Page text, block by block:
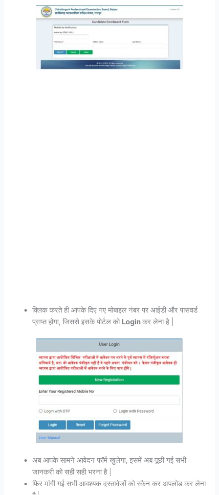
क्लिक करते ही आपके दिए गए मोबाइल नंबर पर आईडी और पासवर्ड
प्राप्त होगा, जिससे इसके पोर्टल को Loginकर लेना है |
अब आपके सामने आवेदन फॉर्म खुलेगा, इसमें अब पूछी गई सभी
जानकरी को सही सही भरना है |
फिर मांगी गई सभी आवश्यक दस्तावेजों को स्कैन कर अपलोड कर लेना